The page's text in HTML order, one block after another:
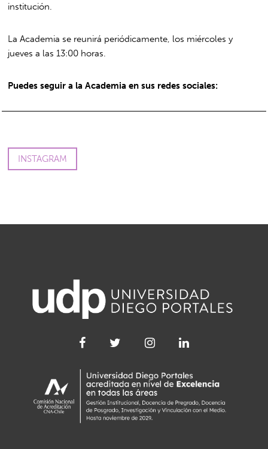
institución.
La Academia se reunirá periódicamente, los miércoles y
jueves a las 13:00 horas.
Puedes seguir a la Academia en sus redes sociales:
INSTAGRAM